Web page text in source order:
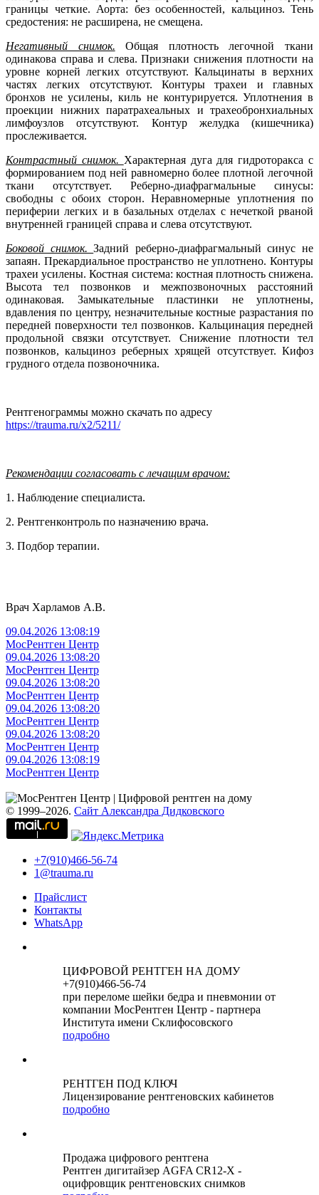
границы четкие. Аорта: без особенностей, кальциноз. Тень
средостения: не расширена, не смещена.
Негативный снимок.
Общая плотность легочной ткани
одинакова справа и слева. Признаки снижения плотности на
уровне корней легких отсутствуют. Кальцинаты в верхних
частях легких отсутствуют. Контуры трахеи и главных
бронхов не усилены, киль не контурируется. Уплотнения в
проекции нижних паратрахеальных и трахеобронхиальных
лимфоузлов отсутствуют. Контур желудка (кишечника)
прослеживается.
Контрастный снимок. Характерная дуга для гидроторакса с
формированием под ней равномерно более плотной легочной
ткани отсутствует. Реберно-диафрагмальные синусы:
свободны с обоих сторон. Неравномерные уплотнения по
периферии легких и в базальных отделах с нечеткой рваной
внутренней границей справа и слева отсутствуют.
Боковой снимок.Задний реберно-диафрагмальный синус не
запаян. Прекардиальное пространство не уплотнено. Контуры
трахеи усилены. Костная система: костная плотность снижена.
Высота тел позвонков и межпозвоночных расстояний
одинаковая. Замыкательные пластинки не уплотнены,
вдавления по центру, незначительные костные разрастания по
передней поверхности тел позвонков. Кальцинация передней
продольной связки отсутствует. Снижение плотности тел
позвонков, кальциноз реберных хрящей отсутствует. Кифоз
грудного отдела позвоночника.
Рентгенограммы можно скачать по адресу
https://trauma.ru/x2/5211/
Рекомендации согласовать с лечащим врачом:
1. Наблюдение специалиста.
2. Рентгенконтроль по назначению врача.
3. Подбор терапии.
Врач Харламов А.В.
09.04.2026 13:08:19
МосРентген Центр
09.04.2026 13:08:20
МосРентген Центр
09.04.2026 13:08:20
МосРентген Центр
09.04.2026 13:08:20
МосРентген Центр
09.04.2026 13:08:20
МосРентген Центр
09.04.2026 13:08:19
МосРентген Центр
© 1999–2026. Сайт Александра Дидковского
+7(910)466-56-74
1@trauma.ru
Прайслист
Контакты
WhatsApp
ЦИФРОВОЙ РЕНТГЕН НА ДОМУ
+7(910)466-56-74
при переломе шейки бедра и пневмонии от
компании МосРентген Центр - партнера
Института имени Склифосовского
подробно
РЕНТГЕН ПОД КЛЮЧ
Лицензирование рентгеновских кабинетов
подробно
Продажа цифрового рентгена
Рентген дигитайзер AGFA CR12-X -
оцифровщик рентгеновских снимков